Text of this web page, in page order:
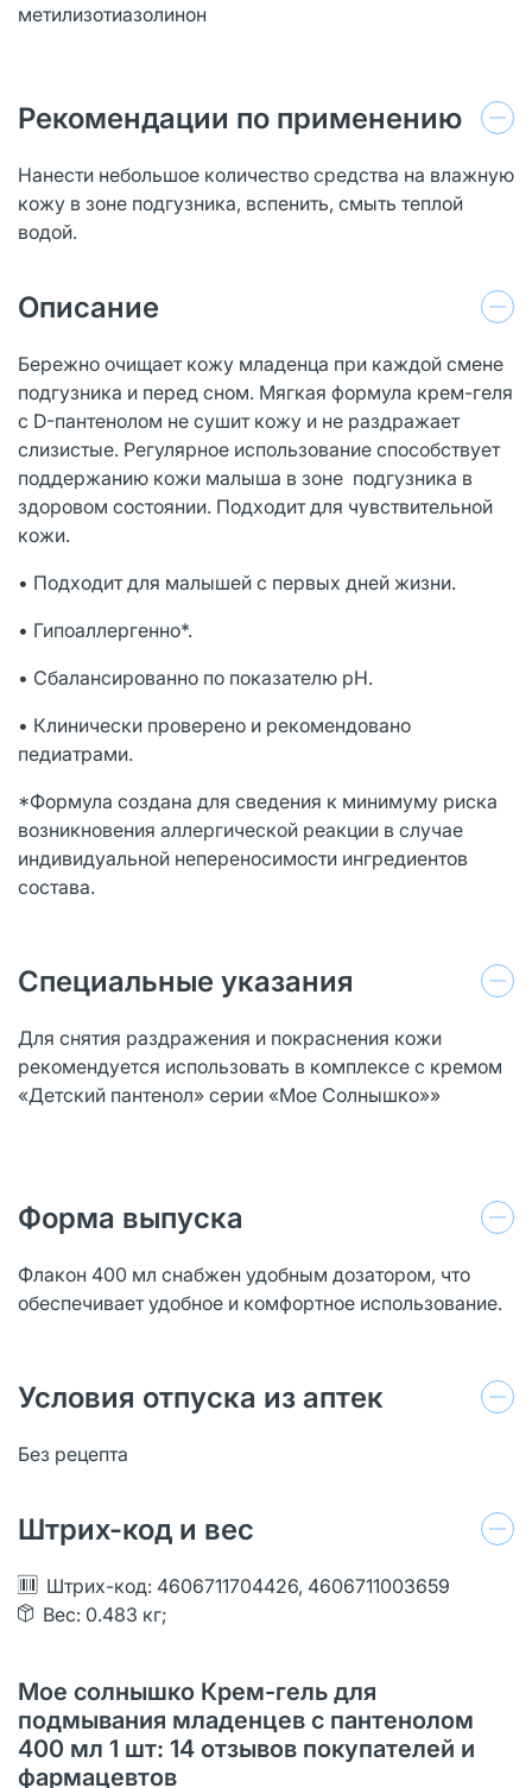
метилизотиазолинон
Рекомендации по применению
Нанести небольшое количество средства на влажную
кожу в зоне подгузника, вспенить, смыть теплой
водой.
Описание
Бережно очищает кожу младенца при каждой смене
подгузника и перед сном. Мягкая формула крем-геля
с D-пантенолом не сушит кожу и не раздражает
слизистые. Регулярное использование способствует
поддержанию кожи малыша в зоне подгузника в
здоровом состоянии. Подходит для чувствительной
кожи.
• Подходит для малышей с первых дней жизни.
• Гипоаллергенно*.
• Сбалансированно по показателю рН.
• Клинически проверено и рекомендовано
педиатрами.
*Формула создана для сведения к минимуму риска
возникновения аллергической реакции в случае
индивидуальной непереносимости ингредиентов
состава.
Специальные указания
Для снятия раздражения и покраснения кожи
рекомендуется использовать в комплексе с кремом
«Детский пантенол» серии «Мое Солнышко»»
Форма выпуска
Флакон 400 мл снабжен удобным дозатором, что
обеспечивает удобное и комфортное использование.
Условия отпуска из аптек
Без рецепта
Штрих-код и вес
Штрих-код: 4606711704426, 4606711003659
Вес: 0.483 кг;
Мое солнышко Крем-гель для
подмывания младенцев с пантенолом
400 мл 1 шт: 14 отзывов покупателей и
фармацевтов